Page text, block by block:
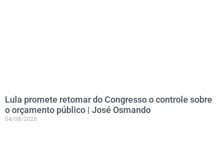
Lula promete retomar do Congresso o controle sobre
o orçamento público | José Osmando
04/08/2026